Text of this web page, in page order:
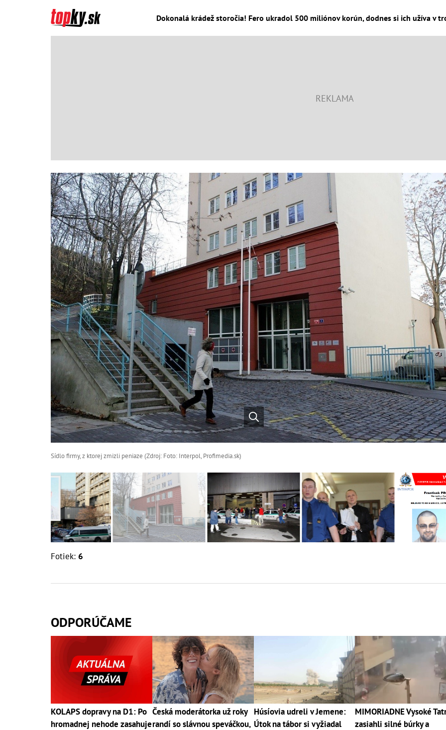
Dokonalá krádež storočia! Fero ukradol 500 miliónov korún, dodnes si ich užíva v
Sídlo firmy, z ktorej zmizli peniaze (Zdroj: Foto: Interpol, Profimedia.sk)
Fotiek: 6
ODPORÚČAME
KOLAPS dopravy na D1: Po
hromadnej nehode zasahuje
Česká moderátorka už roky
randí so slávnou speváčkou,
Húsíovia udreli v Jemene:
Útok na tábor si vyžiadal
MIMORIADNE Vysoké
zasiahli silné búrky a